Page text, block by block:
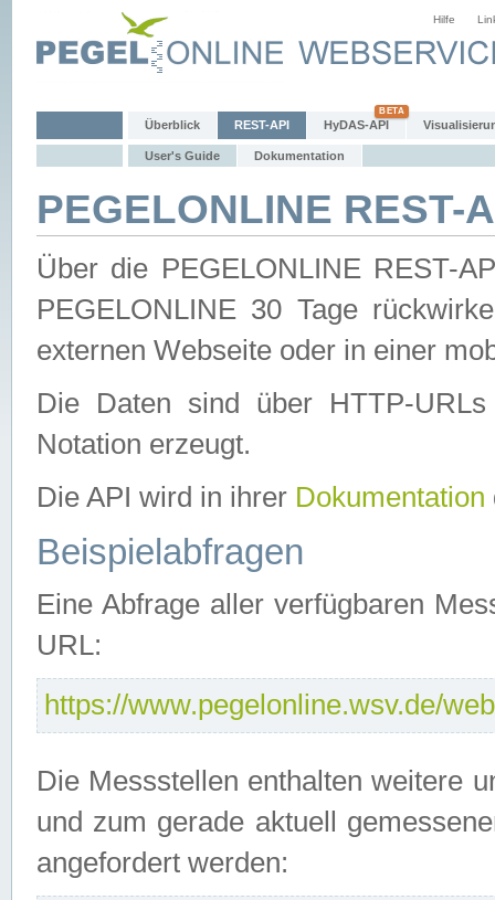
Hilfe
Überblick REST-API HyDAS-API
User's Guide Dokumentation
PEGELONLINE REST-
Über die PEGELONLINE REST-
PEGELONLINE 30 Tage
externen Webseite oder in einer
Die Daten sind über HTTP-
Notation erzeugt.
Die API wird in ihrer Dokumentation
Beispielabfragen
Eine Abfrage aller verfügbaren
URL:
https://www.pegelonline.wsv.de/
Die Messstellen enthalten weitere
und zum gerade aktuell
angefordert werden: